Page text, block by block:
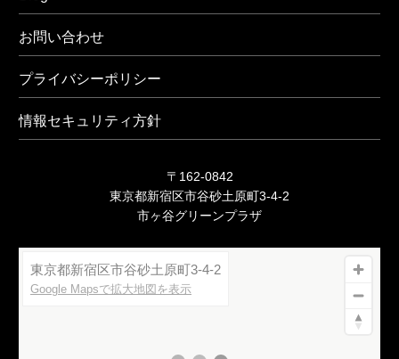
お問い合わせ
プライバシーポリシー
情報セキュリティ方針
〒162-0842
東京都新宿区市谷砂土原町3-4-2
市ヶ谷グリーンプラザ
東京都新宿区市谷砂土原町3-4-2
Google Mapsで拡大地図を表示